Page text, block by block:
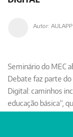
Autor:
Seminário do MEC
Debate faz parte
Digital: caminhos
educação básica”,